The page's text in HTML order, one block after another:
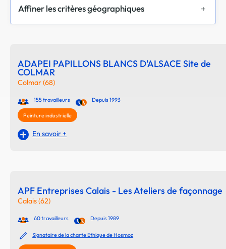
Affiner les critères géographiques
ADAPEI PAPILLONS BLANCS D'ALSACE Site de
COLMAR
Colmar (68)
155 travailleurs Depuis 1993
Peinture industrielle
En savoir +
APF Entreprises Calais - Les Ateliers de façonnage
Calais (62)
60 travailleurs Depuis 1989
Signataire de la charte Ethique de Hosmoz